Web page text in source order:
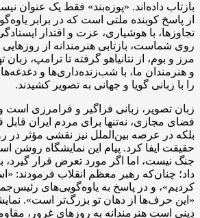
بازتاب داده‌اند. «پوزه‌بند» فقط یک عنوان
از پاسخ کوبنده ملتی است که در برابر
تجاوزها، با هوشیاری، عزت و اقتدار
روی شماست، بازتابی هنرمندانه از
مرز و بوم، از نتانیاهو گرفته تا ترامپ، زبان
و هنرمندان ما، با شب‌زنده‌داری‌ها و
را با زبانی گویا و جهانی به تصویر کشیدند.
زبان تصویر، زبانی فراگیر و فرامرزی است و
فضای مجازی، نه‌تنها برای مردم ایران قابل
بلکه در عرصه بین‌الملل نیز نقشی مؤثر در
حقیقت ایفا کرد. پیام این نمایشگاه روشن
جنگ نیست، اما اگر مورد تعرض قرار گیرد،
داد؛ چنان‌که رهبر معظم انقلاب فرمودند:
کردیم»، و در پاسخ به یاوه‌گویی‌های
«این حرف‌ها از دهان تو بزرگ‌تر است».
دِینی است هنرمندانه به روزهای غرور،